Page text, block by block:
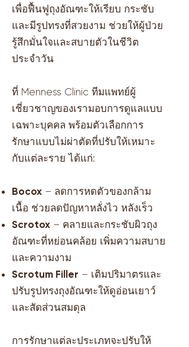
เพื่อฟื้นฟูถุงอัณฑะให้เรียบ กระชับ
และมีรูปทรงที่สวยงาม ช่วยให้ผู้ป่วย
รู้สึกมั่นใจและสบายตัวในชีวิต
ประจำวัน
ที่ Menness Clinic ทีมแพทย์ผู้
เชี่ยวชาญของเรามอบการดูแลแบบ
เฉพาะบุคคล พร้อมตัวเลือกการ
รักษาแบบไม่ผ่าตัดที่ปรับให้เหมาะ
กับแต่ละราย ได้แก่:
Bocox – ลดการหดตัวของกล้าม
เนื้อ ช่วยลดปัญหาหลั่งไว หลังเร็ว
Scrotox – คลายและกระชับผิวถุง
อัณฑะที่หย่อนคล้อย เพิ่มความสบาย
และความงาม
Scrotum Filler – เติมปริมาตรและ
ปรับรูปทรงถุงอัณฑะให้ดูอ่อนเยาว์
และสัดส่วนสมดุล
การรักษาแต่ละประเภทจะปรับให้